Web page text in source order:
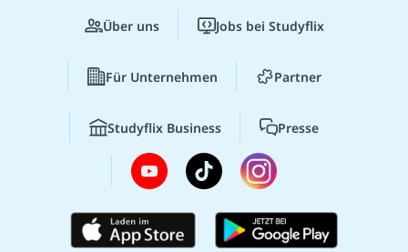
Über uns Jobs bei Studyflix
Für Unternehmen Partner
Studyflix Business Presse